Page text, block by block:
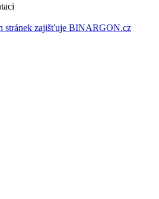
stránek zajišťuje BINARGON.cz